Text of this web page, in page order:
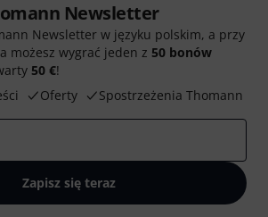
Newsletter
Newsletter w języku polskim, a przy
możesz wygrać jeden z 50 bonów
50 €!
Oferty Spostrzeżenia Thomann
Zapisz się teraz